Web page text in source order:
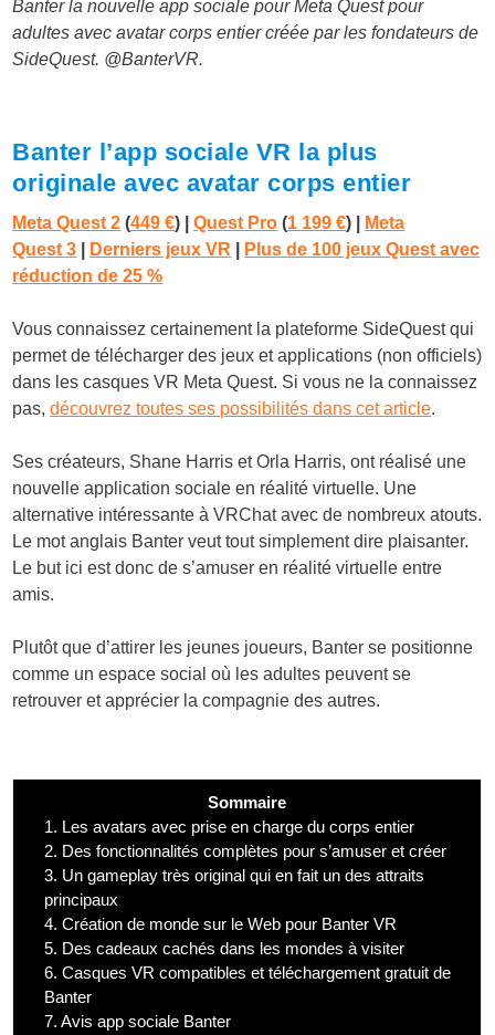
Banter la nouvelle app sociale pour Meta Quest pour
adultes avec avatar corps entier créée par les fondateurs de
SideQuest. @BanterVR.
Banter l’app sociale VR la plus
originale avec avatar corps entier
Meta Quest 2 (449 €) |Quest Pro (1 199 €)
Meta
Quest 3
Derniers jeux VR
Plus de 100 jeux Quest avec
réduction de 25 %
Vous connaissez certainement la plateforme SideQuest qui
permet de télécharger des jeux et applications (non officiels)
dans les casques VR Meta Quest. Si vous ne la connaissez
pas,découvrez toutes ses possibilités dans cet article.
Ses créateurs, Shane Harris et Orla Harris, ont réalisé une
nouvelle application sociale en réalité virtuelle. Une
alternative intéressante à VRChat avec de nombreux atouts.
Le mot anglais Banter veut tout simplement dire plaisanter.
Le but ici est donc de s’amuser en réalité virtuelle entre
amis.
Plutôt que d’attirer les jeunes joueurs, Banter se positionne
comme un espace social où les adultes peuvent se
retrouver et apprécier la compagnie des autres.
Sommaire
1. Les avatars avec prise en charge du corps entier
2. Des fonctionnalités complètes pour s’amuser et créer
3. Un gameplay très original qui en fait un des attraits
principaux
4. Création de monde sur le Web pour Banter VR
5. Des cadeaux cachés dans les mondes à visiter
6. Casques VR compatibles et téléchargement gratuit de
Banter
7. Avis app sociale Banter